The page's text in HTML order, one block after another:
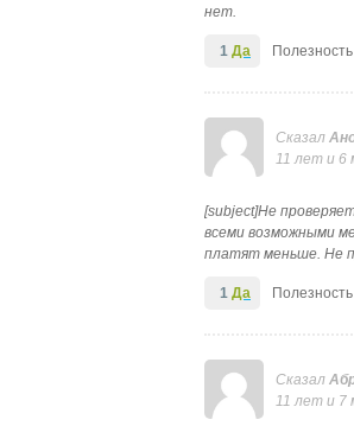
нет.
1 Да
Сказал
11 лет и 6
[subject]Не
всеми возможными
платят меньше. Не
1 Да
Сказал
11 лет и 7